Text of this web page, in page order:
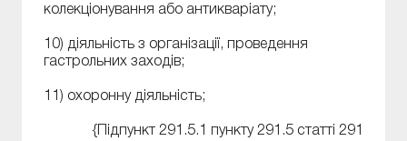
колекціонування або антикваріату;
10) діяльність з організації, проведення
гастрольних заходів;
11) охоронну діяльність;
{Підпункт 291.5.1 пункту 291.5 статті 291